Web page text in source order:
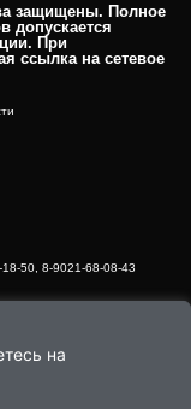
на
защищены. Полное
допускается
При
ссылка на сетевое
50, 8-9021-68-08-43
дом 44, офис 1